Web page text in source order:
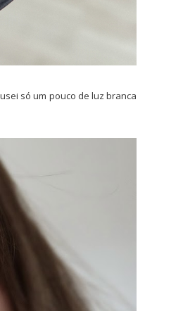
só um pouco de luz branca